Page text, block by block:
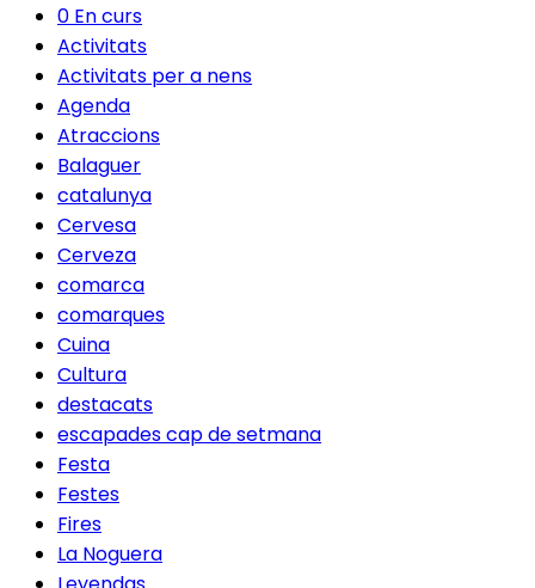
0 En curs
Activitats
Activitats per a nens
Agenda
Atraccions
Balaguer
catalunya
Cervesa
Cerveza
comarca
comarques
Cuina
Cultura
destacats
escapades cap de setmana
Festa
Festes
Fires
La Noguera